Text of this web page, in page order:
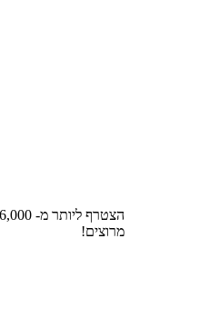
מרוצים!